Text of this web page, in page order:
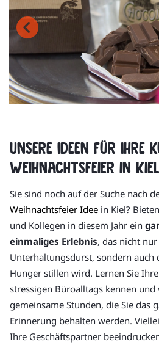
Unsere Ideen für Ihre
Weihnachtsfeier in Kiel
Sie sind noch auf der Suche nach
Weihnachtsfeier Idee in Kiel?
und Kollegen in diesem Jahr ein
einmaliges Erlebnis, das nicht
Unterhaltungsdurst, sondern auch
Hunger stillen wird. Lernen Sie
stressigen Büroalltags kennen
gemeinsame Stunden, die Sie das
Erinnerung behalten werden.
Ihre Geschäftspartner